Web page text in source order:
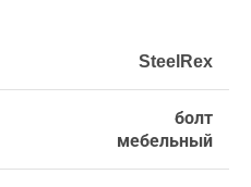
SteelRex
болт
мебельный